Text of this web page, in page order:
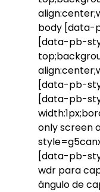
body [data-
[data-pb-
[data-pb-
[data-pb-
only screen
[data-pb-
wdr para
ângulo de